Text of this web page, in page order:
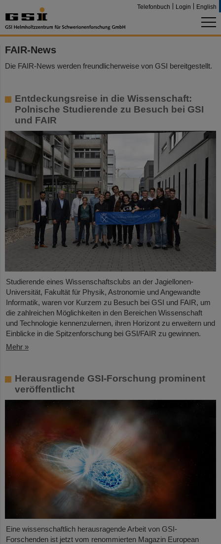
Telefonbuch Login English
FAIR-News
Die FAIR-News werden freundlicherweise von GSI bereitgestellt.
Entdeckungsreise in die Wissenschaft:
Polnische Studierende zu Besuch bei GSI
und FAIR
Studierende eines Wissenschaftsclubs an der Jagiellonen-
Universität, Fakultät für Physik, Astronomie und Angewandte
Informatik, waren vor Kurzem zu Besuch bei GSI und FAIR, um
die zahlreichen Möglichkeiten in den Bereichen Wissenschaft
und Technologie kennenzulernen, ihren Horizont zu erweitern und
Einblicke in die Spitzenforschung bei GSI/FAIR zu gewinnen.
Mehr »
Herausragende GSI-Forschung prominent
veröffentlicht
Eine wissenschaftlich herausragende Arbeit von GSI-
Forschenden ist jetzt vom renommierten Magazin European